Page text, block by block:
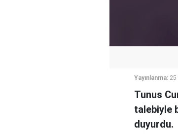
Yayınlanma: 25
Tunus
talebiyle
duyurdu.